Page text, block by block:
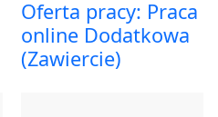
Oferta pracy: Praca
online Dodatkowa
(Zawiercie)